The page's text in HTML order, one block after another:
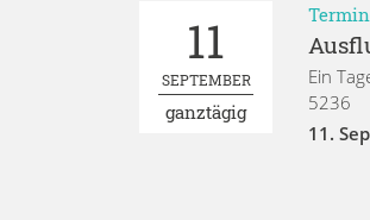
11
SEPTEMBER
ganztägig
Ein
5236
11.